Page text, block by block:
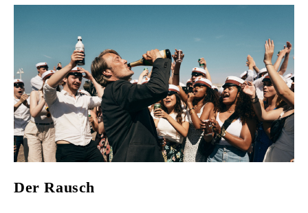
Der Rausch